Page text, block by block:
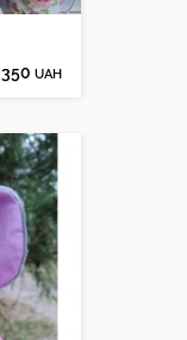
350 UAH